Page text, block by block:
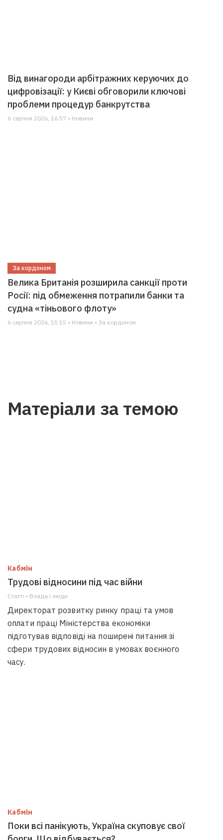
Від винагороди арбітражних керуючих до
цифровізації: у Києві обговорили ключові
проблеми процедур банкрутства
6 серпня 2026, 16:57 • Новини
За кордоном
Велика Британія розширила санкції проти
Росії: під обмеження потрапили банки та
судна «тіньового флоту»
6 серпня 2026, 15:15 • Новини • За кордоном
Матеріали за темою
Кабмін
Трудові відносини під час війни
Статті • Влада i люди
Директорат розвитку ринку праці та умов
оплати праці Міністерства економіки
підготував відповіді на поширені питання зі
сфери трудових відносин в умовах воєнного
часу.
Кабмін
Поки всі панікують, Україна скуповує свої